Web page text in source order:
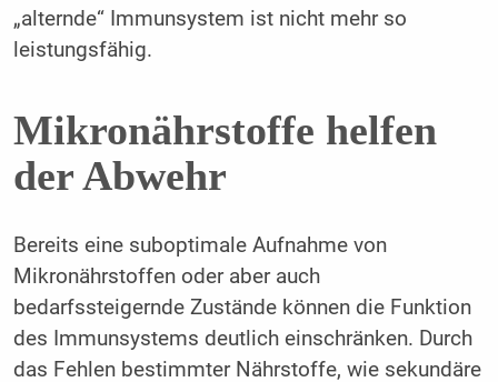
„alternde“ Immunsystem ist nicht mehr so
leistungsfähig.
Mikronährstoffe helfen
der Abwehr
Bereits eine suboptimale Aufnahme von
Mikronährstoffen oder aber auch
bedarfssteigernde Zustände können die Funktion
des Immunsystems deutlich einschränken. Durch
das Fehlen bestimmter Nährstoffe, wie sekundäre